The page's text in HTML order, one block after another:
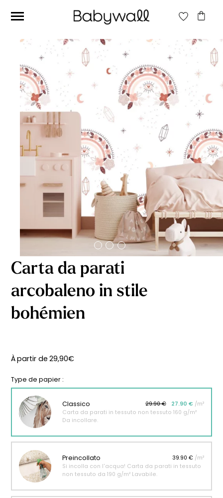
Carta da parati
arcobaleno in stile
bohémien
À partir de29,90€
Type de papier :
Classico 29.90 € 27.90 € /m²
Carta da parati in tessuto non tessuto 160 g/m²
Da incollare.
Preincollato 39.90 € /m²
Si incolla con l'acqua! Carta da parati in tessuto
non tessuto da 190 g/m² Lavabile.